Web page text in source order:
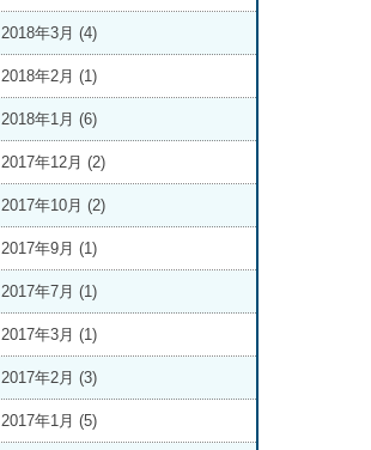
2018年3月 (4)
2018年2月 (1)
2018年1月 (6)
2017年12月 (2)
2017年10月 (2)
2017年9月 (1)
2017年7月 (1)
2017年3月 (1)
2017年2月 (3)
2017年1月 (5)